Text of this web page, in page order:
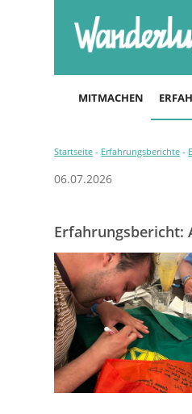
MITMACHEN
Startseite - Erfahrungsberichte -
06.07.2026
Erfahrungsbericht: